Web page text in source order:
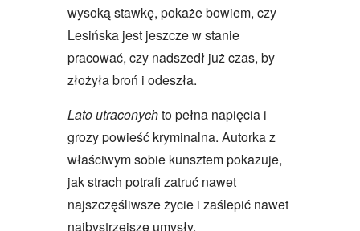
wysoką stawkę, pokaże bowiem, czy
Lesińska jest jeszcze w stanie
pracować, czy nadszedł już czas, by
złożyła broń i odeszła.
Lato utraconychto pełna napięcia i
grozy powieść kryminalna. Autorka z
właściwym sobie kunsztem pokazuje,
jak strach potrafi zatruć nawet
najszczęśliwsze życie i zaślepić nawet
najbystrzejsze umysły.